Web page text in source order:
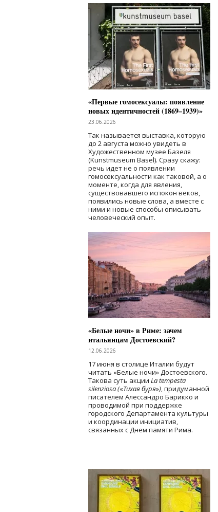
«Первые гомосексуалы: появление
новых идентичностей (1869–1939)»
23.06.2026
Так называется выставка, которую
до 2 августа можно увидеть в
Художественном музее Базеля
(Kunstmuseum Basel). Сразу скажу:
речь идет не о появлении
гомосексуальности как таковой, а о
моменте, когда для явления,
существовавшего испокон веков,
появились новые слова, а вместе с
ними и новые способы описывать
человеческий опыт.
«Белые ночи» в Риме: зачем
итальянцам Достоевский?
12.06.2026
17 июня в столице Италии будут
читать «Белые ночи» Достоевского.
Такова суть акции La tempesta
silenziosa («Тихая буря»), придуманной
писателем Алессандро Барикко и
проводимой при поддержке
городского Департамента культуры
и координации инициатив,
связанных с Днем памяти Рима.